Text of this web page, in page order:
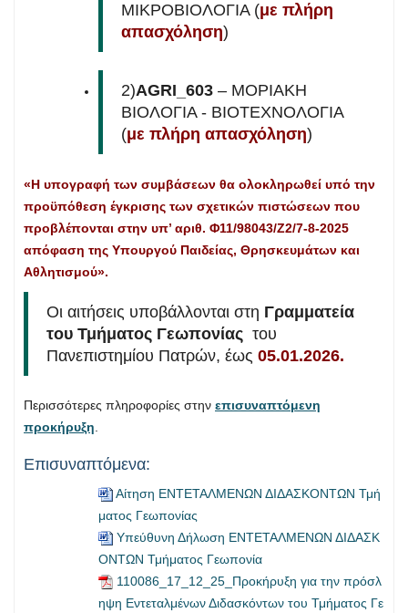
ΜΙΚΡΟΒΙΟΛΟΓΙΑ (με πλήρη
απασχόληση)
2)AGRI_603 – ΜΟΡΙΑΚΗ
ΒΙΟΛΟΓΙΑ ‐ ΒΙΟΤΕΧΝΟΛΟΓΙΑ
(με πλήρη απασχόληση)
«Η υπογραφή των συμβάσεων θα ολοκληρωθεί υπό την
προϋπόθεση έγκρισης των σχετικών πιστώσεων που
προβλέπονται στην υπ’ αριθ. Φ11/98043/Ζ2/7-8-2025
απόφαση της Υπουργού Παιδείας, Θρησκευμάτων και
Αθλητισμού».
Οι αιτήσεις υποβάλλονται στη Γραμματεία
του Τμήματος Γεωπονίας του
Πανεπιστημίου Πατρών, έως 05.01.2026.
Περισσότερες πληροφορίες στην επισυναπτόμενη
προκήρυξη
Επισυναπτόμενα:
Αίτηση ΕΝΤΕΤΑΛΜΕΝΩΝ ΔΙΔΑΣΚΟΝΤΩΝ Τμή
ματος Γεωπονίας
Υπεύθυνη Δήλωση ΕΝΤΕΤΑΛΜΕΝΩΝ ΔΙΔΑΣΚ
ΟΝΤΩΝ Τμήματος Γεωπονία
110086_17_12_25_Προκήρυξη για την πρόσλ
ηψη Εντεταλμένων Διδασκόντων του Τμήματος Γε